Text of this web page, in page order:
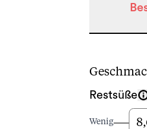
Restsüße
Wenig